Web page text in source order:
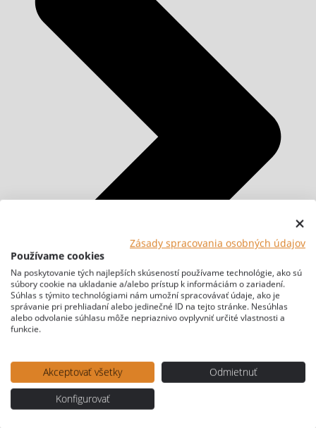
Zásady spracovania osobných údajov
Používame cookies
Na poskytovanie tých najlepších skúseností používame technológie, ako sú
súbory cookie na ukladanie a/alebo prístup k informáciám o zariadení.
Súhlas s týmito technológiami nám umožní spracovávať údaje, ako je
správanie pri prehliadaní alebo jedinečné ID na tejto stránke. Nesúhlas
alebo odvolanie súhlasu môže nepriaznivo ovplyvniť určité vlastnosti a
funkcie.
Akceptovať všetky
Odmietnuť
Konfigurovať